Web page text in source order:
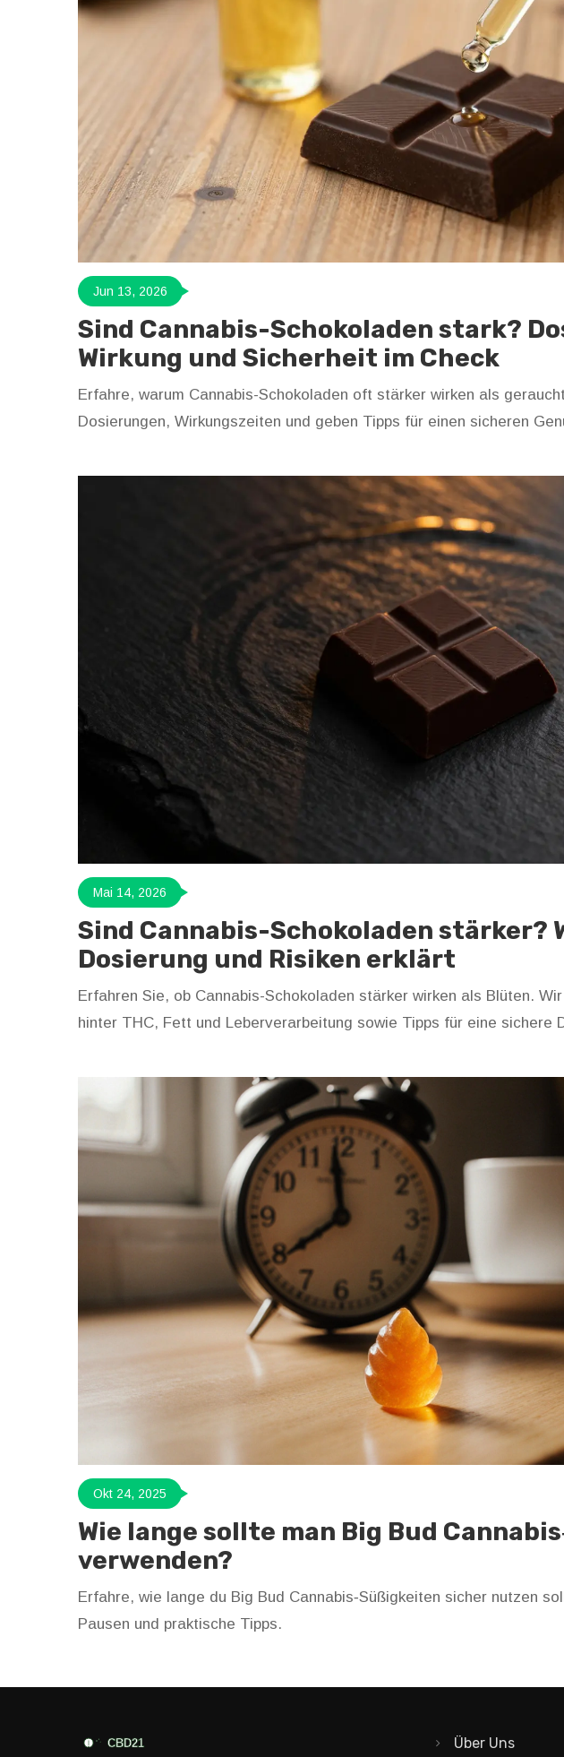
Jun 13, 2026
Sind Cannabis-Schokoladen stark?
Wirkung und Sicherheit im Check
Erfahre, warum Cannabis-Schokoladen oft stärker wirken als
Dosierungen, Wirkungszeiten und geben Tipps für einen sicheren
Mai 14, 2026
Sind Cannabis-Schokoladen stärker?
Dosierung und Risiken erklärt
Erfahren Sie, ob Cannabis-Schokoladen stärker wirken als Blüten.
hinter THC, Fett und Leberverarbeitung sowie Tipps für eine sichere
Okt 24, 2025
Wie lange sollte man Big Bud
verwenden?
Erfahre, wie lange du Big Bud Cannabis‑Süßigkeiten sicher nutzen
Pausen und praktische Tipps.
Über Uns